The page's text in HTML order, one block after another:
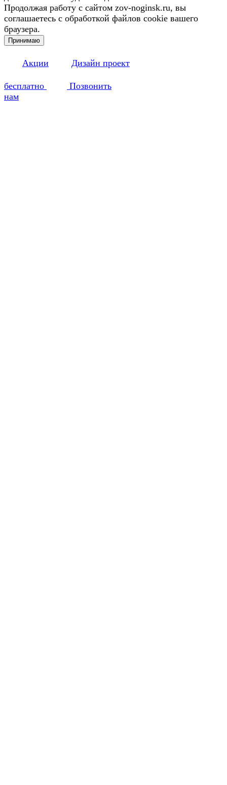
Продолжая работу с сайтом zov-noginsk.ru, вы
соглашаетесь с обработкой файлов cookie вашего
браузера.
Принимаю
Акции Дизайн проект
бесплатно
Позвонить
нам